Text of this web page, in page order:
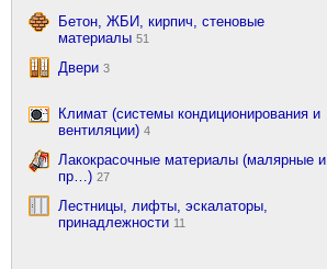
Бетон, ЖБИ, кирпич, стеновые
материалы 51
Двери 3
Климат (системы кондиционирования и
вентиляции) 4
Лакокрасочные материалы (малярные и
пр…) 27
Лестницы, лифты, эскалаторы,
принадлежности 11